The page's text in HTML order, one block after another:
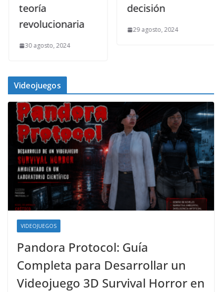
teoría
revolucionaria
30 agosto, 2024
decisión
29 agosto, 2024
Videojuegos
VIDEOJUEGOS
Pandora Protocol: Guía
Completa para Desarrollar un
Videojuego 3D Survival Horror en